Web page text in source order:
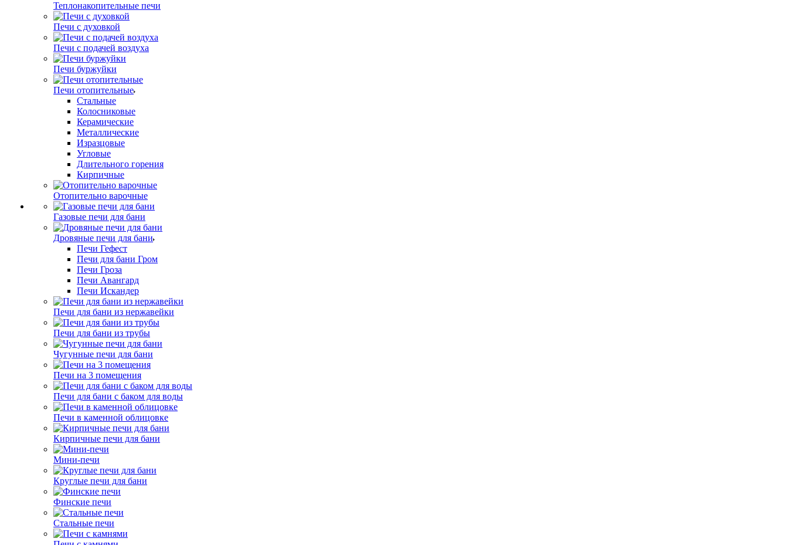
Теплонакопительные печи
Печи с духовкой
Печи с подачей воздуха
Печи буржуйки
Печи отопительные
Стальные
Колосниковые
Керамические
Металлические
Изразцовые
Угловые
Длительного горения
Кирпичные
Отопительно варочные
Газовые печи для бани
Дровяные печи для бани
Печи Гефест
Печи для бани Гром
Печи Гроза
Печи Авангард
Печи Искандер
Печи для бани из нержавейки
Печи для бани из трубы
Чугунные печи для бани
Печи на 3 помещения
Печи для бани с баком для воды
Печи в каменной облицовке
Кирпичные печи для бани
Мини-печи
Круглые печи для бани
Финские печи
Стальные печи